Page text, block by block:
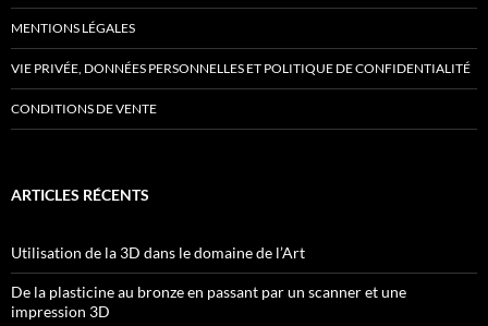
MENTIONS LÉGALES
VIE PRIVÉE, DONNÉES PERSONNELLES ET POLITIQUE DE CONFIDENTIALITÉ
CONDITIONS DE VENTE
ARTICLES RÉCENTS
Utilisation de la 3D dans le domaine de l’Art
De la plasticine au bronze en passant par un scanner et une
impression 3D